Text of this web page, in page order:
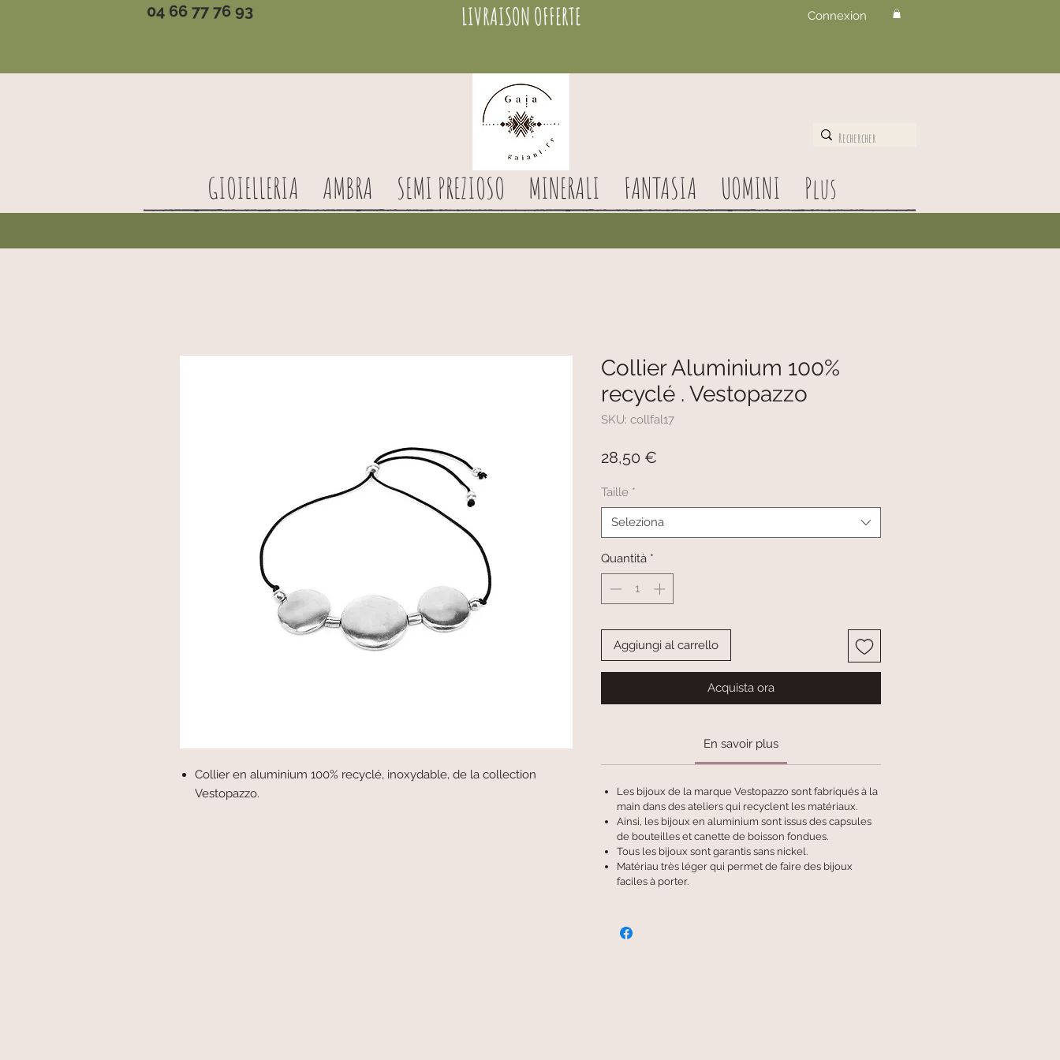
04 66 77 76 93 LIVRAISON OFFERTE Connexion
GIOIELLERIA AMBRA SEMI PREZIOSO MINERALI FANTASIA UOMINI Plus
Collier en aluminium 100% recyclé, inoxydable, de la collection
Vestopazzo.
Collier Aluminium 100%
recyclé . Vestopazzo
SKU: collfal17
28,50 €
Taille *
Seleziona
Quantità *
Aggiungi al carrello
Acquista ora
En savoir plus
Les bijoux de la marque Vestopazzo sont fabriqués à la
main dans des ateliers qui recyclent les matériaux.
Ainsi, les bijoux en aluminium sont issus des capsules
de bouteilles et canette de boisson fondues.
Tous les bijoux sont garantis sans nickel.
Matériau très léger qui permet de faire des bijoux
faciles à porter.